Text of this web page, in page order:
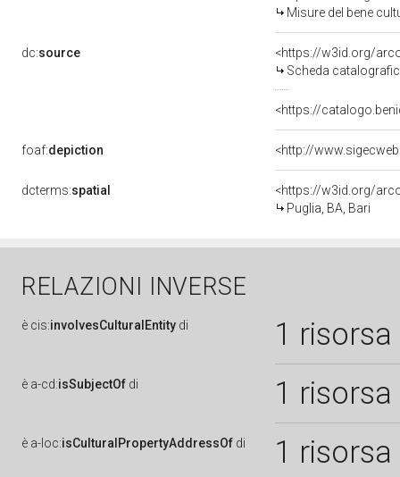
Misure del bene
dc:source
<https://w3id.org/
Scheda
<https://
foaf:depiction <http://
dcterms:spatial
<https://w3id.org/
Puglia, BA, Bari
RELAZIONI INVERSE
è cis:involvesCulturalEntity di 1 risorsa
è a-cd:isSubjectOf di 1 risorsa
è a-loc:isCulturalPropertyAddressOf di 1 risorsa